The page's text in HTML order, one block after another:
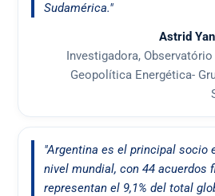
Sudamérica."
Astrid
Investigadora,
Geopolítica Energética-
"Argentina es el principal socio
nivel mundial, con 44 acuerdos
representan el 9,1% del total